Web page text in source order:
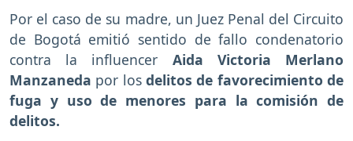
Por el caso de su madre, un Juez Penal del Circuito
de Bogotá emitió sentido de fallo condenatorio
contra la influencer Aida Victoria Merlano
Manzaneda por losdelitos de favorecimiento de
fuga y uso de menores para la comisión de
delitos.